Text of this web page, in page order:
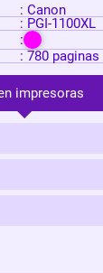
: Canon
: PGI-1100XL
:
: 780 paginas
impresoras